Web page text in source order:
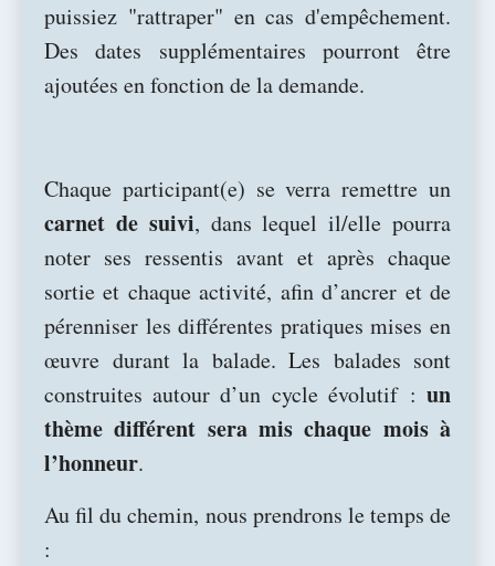
puissiez "rattraper" en cas d'empêchement.
Des dates supplémentaires pourront être
ajoutées en fonction de la demande.
Chaque participant(e) se verra remettre un
carnet de suivi, dans lequel il/elle pourra
noter ses ressentis avant et après chaque
sortie et chaque activité, afin d’ancrer et de
pérenniser les différentes pratiques mises en
œuvre durant la balade. Les balades sont
construites autour d’un cycle évolutif : un
thème différent sera mis chaque mois à
l’honneur.
Au fil du chemin, nous prendrons le temps de
: